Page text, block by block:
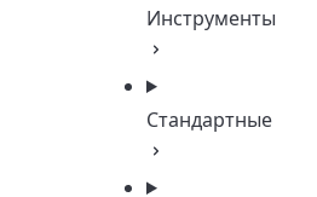
Инструменты
Стандартные